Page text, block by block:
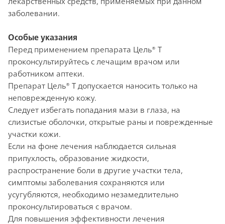
заболевании.
Особые указания
Перед применением препарата Цель® Т
проконсультируйтесь с лечащим врачом или
работником аптеки.
Препарат Цель® Т допускается наносить только на
неповрежденную кожу.
Следует избегать попадания мази в глаза, на
слизистые оболочки, открытые раны и поврежденные
участки кожи.
Если на фоне лечения наблюдается сильная
припухлость, образование жидкости,
распространение боли в другие участки тела,
симптомы заболевания сохраняются или
усугубляются, необходимо незамедлительно
проконсультироваться с врачом.
Для повышения эффективности лечения